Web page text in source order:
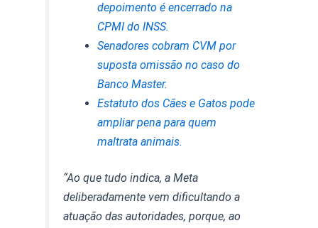
depoimento é encerrado na
CPMI do INSS.
Senadores cobram CVM por
suposta omissão no caso do
Banco Master.
Estatuto dos Cães e Gatos pode
ampliar pena para quem
maltrata animais.
“Ao que tudo indica, a Meta
deliberadamente vem dificultando a
atuação das autoridades, porque, ao